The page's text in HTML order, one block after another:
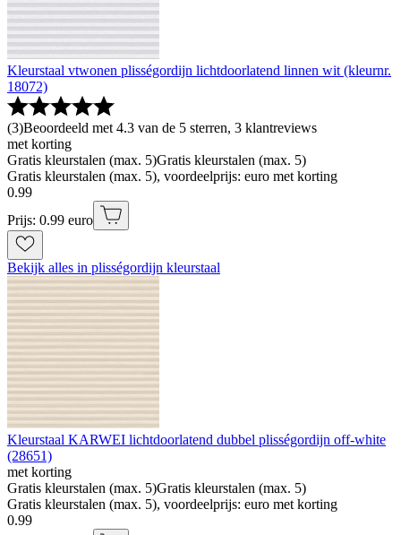
Kleurstaal vtwonen plisségordijn lichtdoorlatend linnen wit (kleurnr.
18072)
(3)Beoordeeld met 4.3 van de 5 sterren, 3 klantreviews
met korting
Gratis kleurstalen (max. 5)Gratis kleurstalen (max. 5)
Gratis kleurstalen (max. 5), voordeelprijs: euro met korting
0.99
Prijs: 0.99 euro
Bekijk alles in plisségordijn kleurstaal
Kleurstaal KARWEI lichtdoorlatend dubbel plisségordijn off-white
(28651)
met korting
Gratis kleurstalen (max. 5)Gratis kleurstalen (max. 5)
Gratis kleurstalen (max. 5), voordeelprijs: euro met korting
0.99